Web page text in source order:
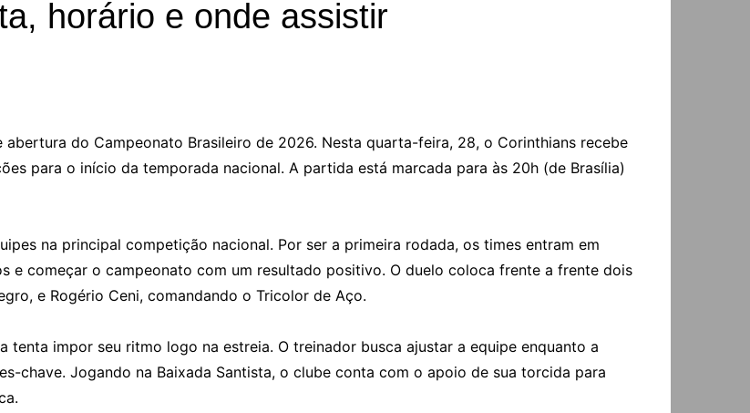
horário e onde assistir
do Campeonato Brasileiro de 2026. Nesta quarta-feira, 28, o Corinthians recebe
para o início da temporada nacional. A partida está marcada para às 20h (de Brasília)
na principal competição nacional. Por ser a primeira rodada, os times entram em
e começar o campeonato com um resultado positivo. O duelo coloca frente a frente dois
e Rogério Ceni, comandando o Tricolor de Aço.
tenta impor seu ritmo logo na estreia. O treinador busca ajustar a equipe enquanto a
chave. Jogando na Baixada Santista, o clube conta com o apoio de sua torcida para